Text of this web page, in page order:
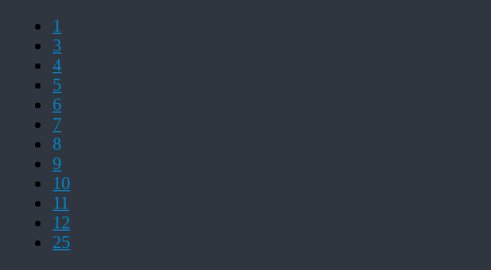
1
3
4
5
6
7
8
9
10
11
12
25